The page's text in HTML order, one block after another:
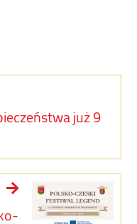
już 9